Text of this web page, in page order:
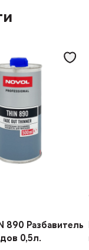
890 Разбавитель
0,5л.